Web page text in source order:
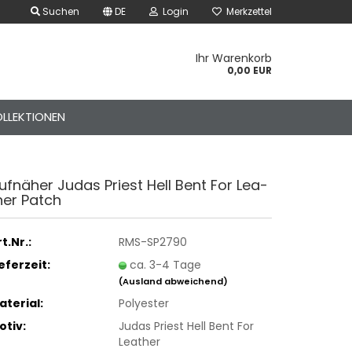
Suchen DE Login Merkzettel
Ihr Warenkorb
0,00 EUR
Style
Handschuhe – Rock
Judas Priest Hell Bent For Lea­
Patch
RMS-SP2790
ca. 3-4 Tage
(Ausland abweichend)
Polyester
Judas Priest Hell Bent For
Leather